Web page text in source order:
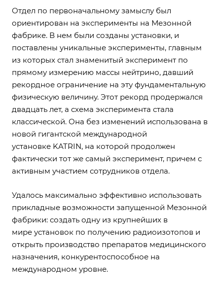
Отдел по первоначальному замыслу был
ориентирован на эксперименты на Мезонной
фабрике. В нем были созданы установки, и
поставлены уникальные эксперименты, главным
из которых стал знаменитый эксперимент по
прямому измерению массы нейтрино, давший
рекордное ограничение на эту фундаментальную
физическую величину. Этот рекорд продержался
двадцать лет, а схема эксперимента стала
классической. Она без изменений использована в
новой гигантской международной
установке KATRIN, на которой продолжен
фактически тот же самый эксперимент, причем с
активным участием сотрудников отдела.
Удалось максимально эффективно использовать
прикладные возможности запущенной Мезонной
фабрики: создать одну из крупнейших в
мире установок по получению радиоизотопов и
открыть производство препаратов медицинского
назначения, конкурентоспособное на
международном уровне.